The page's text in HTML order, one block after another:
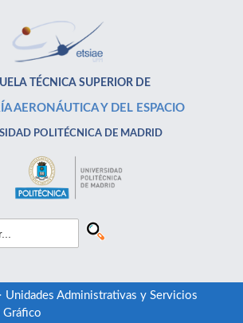
TÉCNICA SUPERIOR DE
AERONÁUTICA Y DEL ESPACIO
POLITÉCNICA DE MADRID
Unidades Administrativas y Servicios